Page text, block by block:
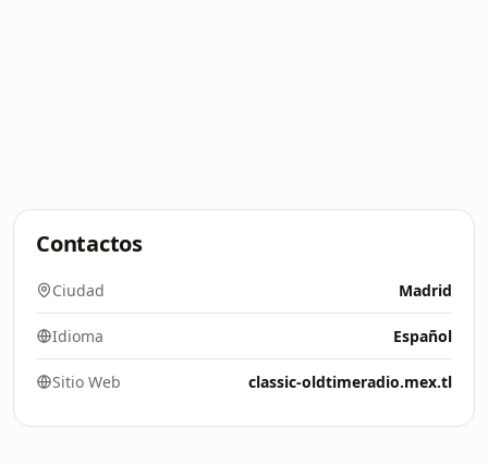
Contactos
Ciudad Madrid
Idioma Español
Sitio Web classic-oldtimeradio.mex.tl